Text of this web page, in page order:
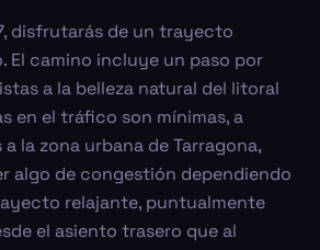
disfrutarás de un trayecto
camino incluye un paso por
a la belleza natural del litoral
en el tráfico son mínimas, a
la zona urbana de Tarragona,
algo de congestión dependiendo
relajante, puntualmente
el asiento trasero que al